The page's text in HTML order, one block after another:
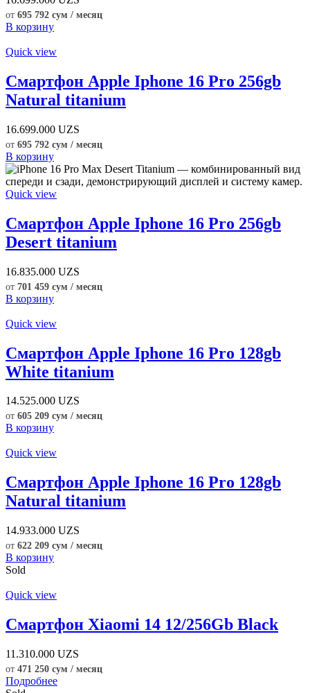
от 695 792 сум / месяц
В корзину
Quick view
Смартфон Apple Iphone 16 Pro 256gb
Natural titanium
16.699.000 UZS
от 695 792 сум / месяц
В корзину
Quick view
Смартфон Apple Iphone 16 Pro 256gb
Desert titanium
16.835.000 UZS
от 701 459 сум / месяц
В корзину
Quick view
Смартфон Apple Iphone 16 Pro 128gb
White titanium
14.525.000 UZS
от 605 209 сум / месяц
В корзину
Quick view
Смартфон Apple Iphone 16 Pro 128gb
Natural titanium
14.933.000 UZS
от 622 209 сум / месяц
В корзину
Sold
Quick view
Смартфон Xiaomi 14 12/256Gb Black
11.310.000 UZS
от 471 250 сум / месяц
Подробнее